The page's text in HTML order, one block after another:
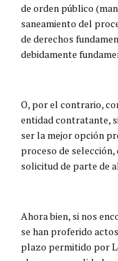
de orden público
saneamiento del
de derechos
debidamente
O, por el contrario,
entidad contratante,
ser la mejor opción
proceso de selección,
solicitud de parte de
Ahora bien, si nos
se han proferido
plazo permitido por